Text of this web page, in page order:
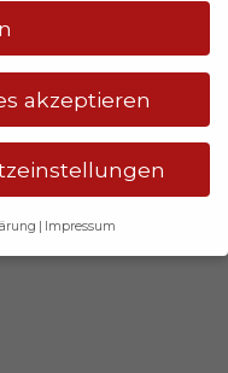
akzeptieren
Impressum